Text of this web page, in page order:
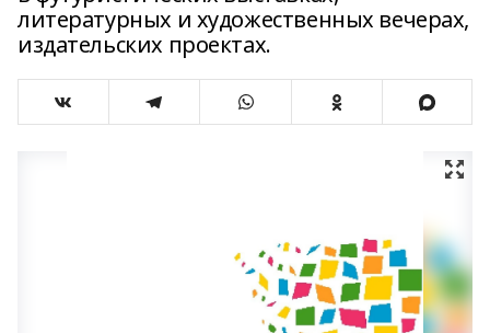
литературных и художественных вечерах,
издательских проектах.